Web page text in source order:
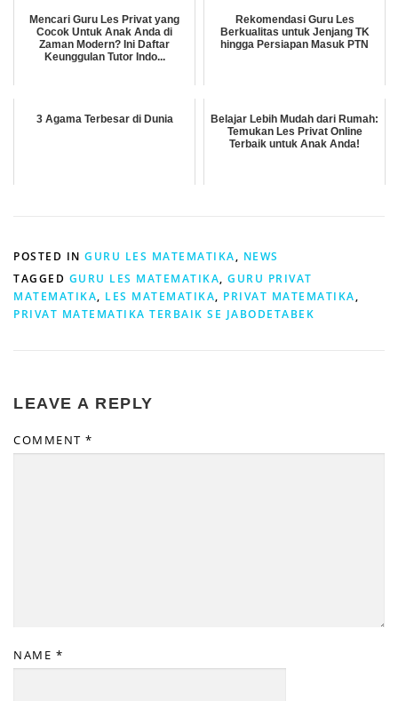
Mencari Guru Les Privat yang
Cocok Untuk Anak Anda di
Zaman Modern? Ini Daftar
Keunggulan Tutor Indo...
Rekomendasi Guru Les
Berkualitas untuk Jenjang TK
hingga Persiapan Masuk PTN
3 Agama Terbesar di Dunia
Belajar Lebih Mudah dari Rumah:
Temukan Les Privat Online
Terbaik untuk Anak Anda!
POSTED IN GURU LES MATEMATIKA, NEWS
TAGGED GURU LES MATEMATIKA, GURU PRIVAT
MATEMATIKA, LES MATEMATIKA, PRIVAT MATEMATIKA,
PRIVAT MATEMATIKA TERBAIK SE JABODETABEK
LEAVE A REPLY
COMMENT *
NAME *